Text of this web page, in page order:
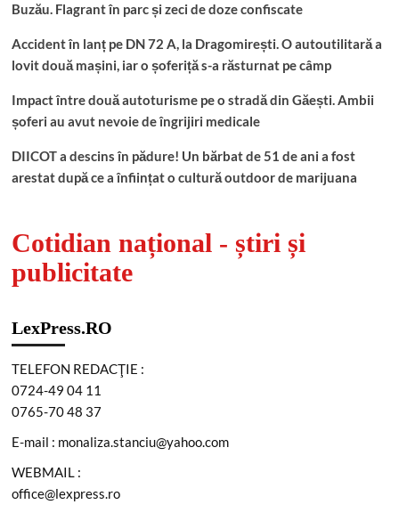
Buzău. Flagrant în parc și zeci de doze confiscate
Accident în lanț pe DN 72 A, la Dragomirești. O autoutilitară a
lovit două mașini, iar o șoferiță s-a răsturnat pe câmp
Impact între două autoturisme pe o stradă din Găești. Ambii
șoferi au avut nevoie de îngrijiri medicale
DIICOT a descins în pădure! Un bărbat de 51 de ani a fost
arestat după ce a înființat o cultură outdoor de marijuana
Cotidian național - știri și
publicitate
LexPress.RO
TELEFON REDACŢIE :
0724-49 04 11
0765-70 48 37
E-mail : monaliza.stanciu@yahoo.com
WEBMAIL :
office@lexpress.ro